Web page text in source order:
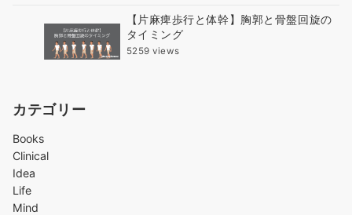
【片麻痺歩行と体幹】胸郭と骨盤回旋の
タイミング
5259 views
カテゴリー
Books
Clinical
Idea
Life
Mind